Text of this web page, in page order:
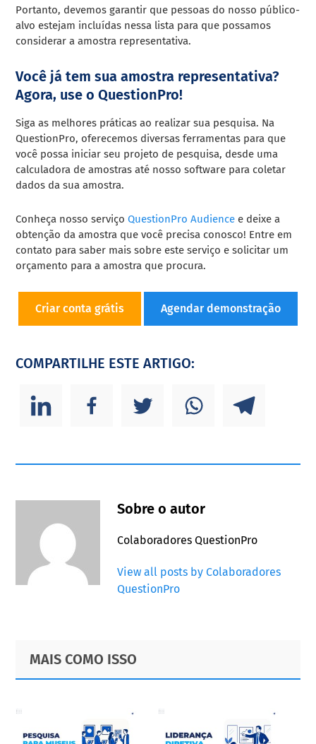
Portanto, devemos garantir que pessoas do nosso público-
alvo estejam incluídas nessa lista para que possamos
considerar a amostra representativa.
Você já tem sua amostra representativa?
Agora, use o QuestionPro!
Siga as melhores práticas ao realizar sua pesquisa. Na
QuestionPro, oferecemos diversas ferramentas para que
você possa iniciar seu projeto de pesquisa, desde uma
calculadora de amostras até nosso software para coletar
dados da sua amostra.
Conheça nosso serviçoQuestionPro Audience e deixe a
obtenção da amostra que você precisa conosco! Entre em
contato para saber mais sobre este serviço e solicitar um
orçamento para a amostra que procura.
Criar conta grátis Agendar demonstração
COMPARTILHE ESTE ARTIGO:
Sobre o autor
Colaboradores QuestionPro
View all posts by Colaboradores
QuestionPro
Primary
Sidebar
Footer
MAIS COMO ISSO